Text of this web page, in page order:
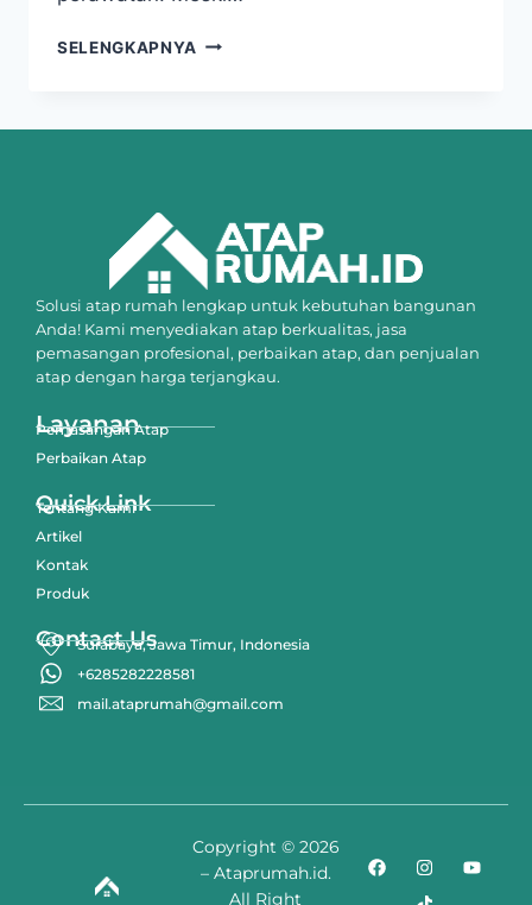
SELENGKAPNYA
Solusi atap rumah lengkap untuk kebutuhan bangunan
Anda! Kami menyediakan atap berkualitas, jasa
pemasangan profesional, perbaikan atap, dan penjualan
atap dengan harga terjangkau.
Layanan
Pemasangan Atap
Perbaikan Atap
Quick Link
Tentang Kami
Artikel
Kontak
Produk
Contact Us
Surabaya, Jawa Timur, Indonesia
+6285282228581
mail.ataprumah@gmail.com
Copyright © 2026
– Ataprumah.id.
All Right